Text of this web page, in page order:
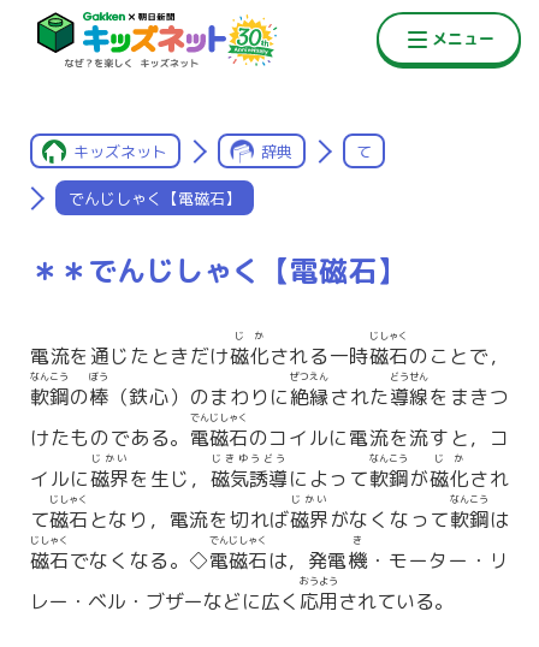
キッズネット 辞典 て
でんじしゃく【電磁石】
＊＊でんじしゃく【電磁石】
電流を通じたときだけ磁化
じか
される一時磁石
じしゃく
のことで，
軟鋼
なんこう
の棒
ぼう
（鉄心）のまわりに絶縁
ぜつえん
された導線
どうせん
をまきつ
けたものである。 電磁石
でんじしゃく
のコイルに電流を流すと，コ
イルに磁界
じかい
を生じ， 磁気誘導
じきゆうどう
によって軟鋼
なんこう
が磁化
じか
され
て磁石
じしゃく
となり，電流を切れば磁界
じかい
がなくなって軟鋼
なんこう
は
磁石
じしゃく
でなくなる。◇電磁石
でんじしゃく
は，発電機
き
・モーター・リ
レー・ベル・ブザーなどに広く 応用
おうよう
されている。